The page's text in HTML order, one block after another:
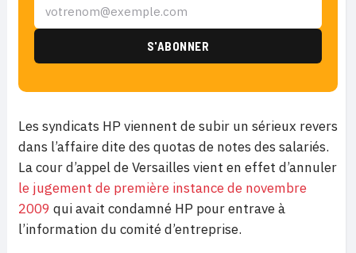
Les syndicats HP viennent de subir un sérieux revers
dans l’affaire dite des quotas de notes des salariés.
La cour d’appel de Versailles vient en effet d’annuler
le jugement de première instance de novembre
2009 qui avait condamné HP pour entrave à
l’information du comité d’entreprise.